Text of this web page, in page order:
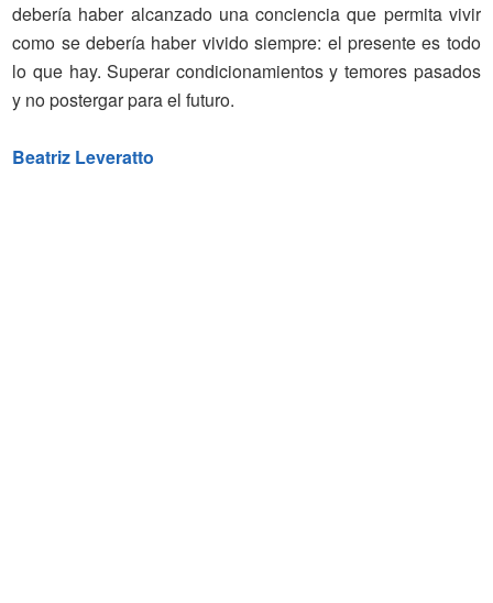
debería haber alcanzado una conciencia que permita vivir
como se debería haber vivido siempre: el presente es todo
lo que hay. Superar condicionamientos y temores pasados
y no postergar para el futuro.
Beatriz Leveratto